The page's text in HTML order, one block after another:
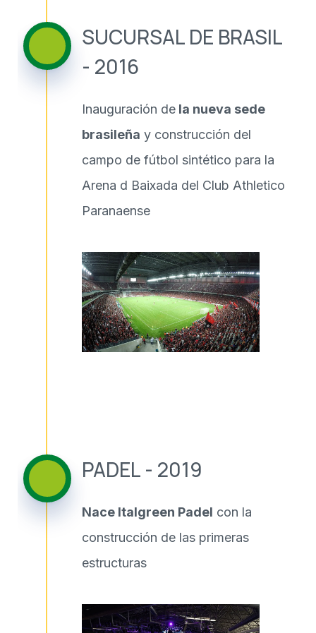
SUCURSAL DE BRASIL
- 2016
Inauguración de la nueva sede
brasileña y construcción del
campo de fútbol sintético para la
Arena d Baixada del Club Athletico
Paranaense
PADEL - 2019
Nace Italgreen Padel con la
construcción de las primeras
estructuras